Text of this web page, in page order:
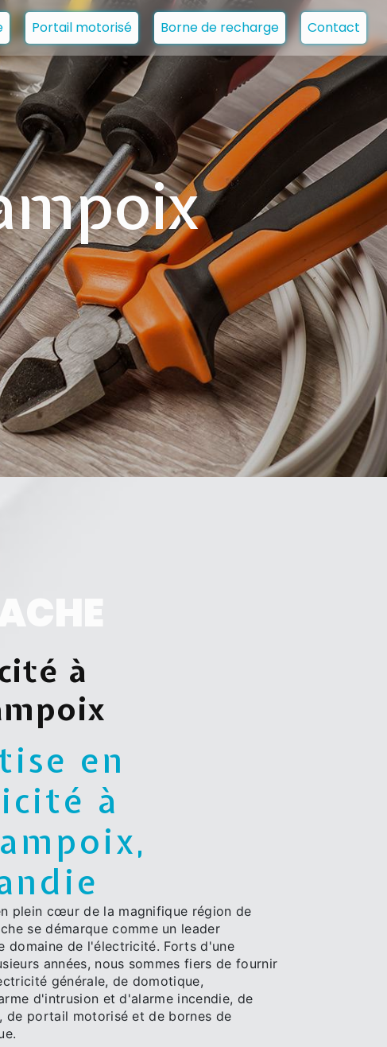
Portail motorisé Borne de recharge Contact
à
en
à
plein cœur de la magnifique région de
se démarque comme un leader
domaine de l'électricité. Forts d'une
années, nous sommes fiers de fournir
générale, de domotique,
d'intrusion et d'alarme incendie, de
de portail motorisé et de bornes de